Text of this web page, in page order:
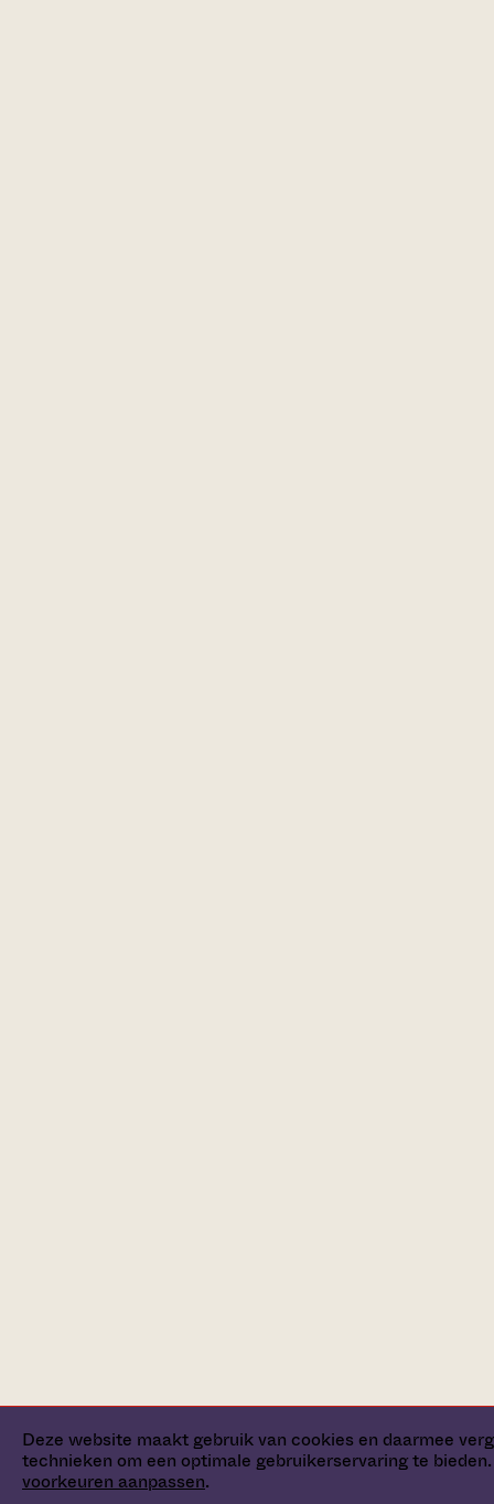
Deze website maakt gebruik van cookies en daarmee
technieken om een optimale gebruikerservaring te
voorkeuren aanpassen.